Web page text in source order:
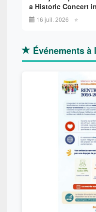
a Historic Concert
16 juil. 2026 ⭐
Événements à